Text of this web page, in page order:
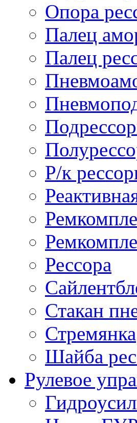
Опора
Палец
Палец
Р/к
Рессора
Стакан
Стремянка
Шайба
Рулевое